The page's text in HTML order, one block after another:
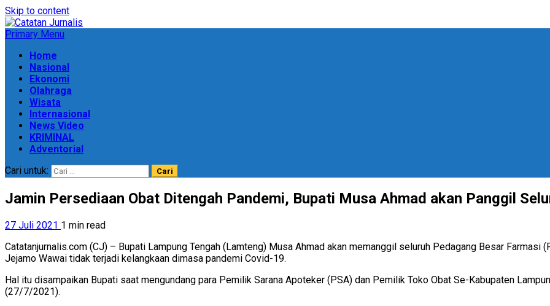
Skip to content
Primary Menu
Home
Nasional
Ekonomi
Olahraga
Wisata
Internasional
News Video
KRIMINAL
Adventorial
Cari untuk:
Jamin Persediaan Obat Ditengah Pandemi, Bupati Musa Ahmad akan Panggil
27 Juli 2021 1 min read
Catatanjurnalis.com (CJ) – Bupati Lampung Tengah (Lamteng) Musa Ahmad akan memanggil seluruh Pedagang Besar
Jejamo Wawai tidak terjadi kelangkaan dimasa pandemi Covid-19.
Hal itu disampaikan Bupati saat mengundang para Pemilik Sarana Apoteker (PSA) dan Pemilik Toko Obat Se-Kabupaten
(27/7/2021).